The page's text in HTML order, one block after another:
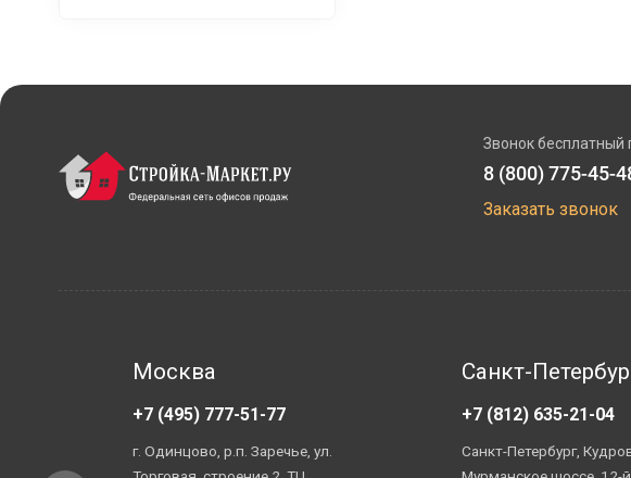
Звонок бесплатный
8 (800) 775-45-
Заказать звонок
Москва
+7 (495) 777-51-77
г. Одинцово, р.п. Заречье, ул.
Санкт-
+7 (812) 635-21-04
Санкт-Петербург,